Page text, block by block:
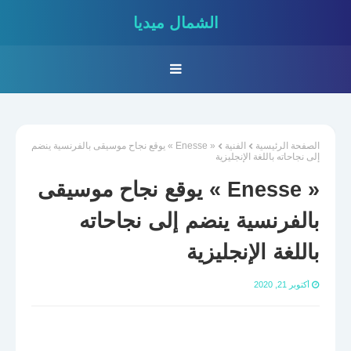
الشمال ميديا
الصفحة الرئيسية الفنية
« Enesse » يوقع نجاح موسيقى بالفرنسية ينضم
إلى نجاحاته باللغة الإنجليزية
« Enesse » يوقع نجاح موسيقى
بالفرنسية ينضم إلى نجاحاته
باللغة الإنجليزية
أكتوبر 21, 2020